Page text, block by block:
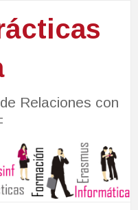
Relaciones con